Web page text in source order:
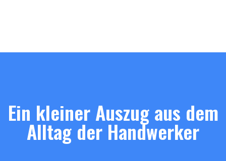
Ein kleiner Auszug aus dem
Alltag der Handwerker